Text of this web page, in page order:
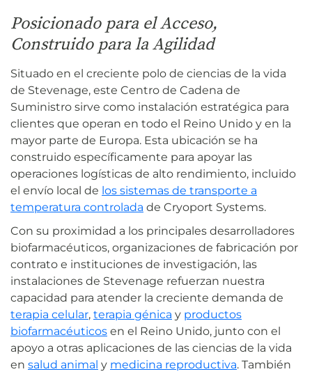
Posicionado para el Acceso,
Construido para la Agilidad
Situado en el creciente polo de ciencias de la vida
de Stevenage, este Centro de Cadena de
Suministro sirve como instalación estratégica para
clientes que operan en todo el Reino Unido y en la
mayor parte de Europa. Esta ubicación se ha
construido específicamente para apoyar las
operaciones logísticas de alto rendimiento, incluido
el envío local de los sistemas de transporte a
temperatura controlada de Cryoport Systems.
Con su proximidad a los principales desarrolladores
biofarmacéuticos, organizaciones de fabricación por
contrato e instituciones de investigación, las
instalaciones de Stevenage refuerzan nuestra
capacidad para atender la creciente demanda de
terapia celular, terapia génica y productos
biofarmacéuticos en el Reino Unido, junto con el
apoyo a otras aplicaciones de las ciencias de la vida
en salud animal y medicina reproductiva. También